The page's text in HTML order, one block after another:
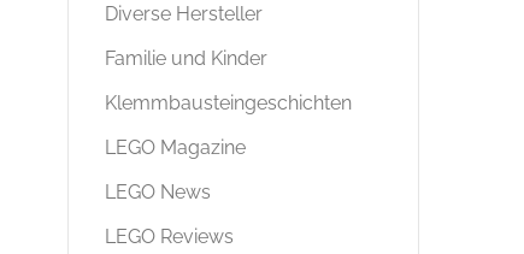
Diverse Hersteller
Familie und Kinder
Klemmbausteingeschichten
LEGO Magazine
LEGO News
LEGO Reviews